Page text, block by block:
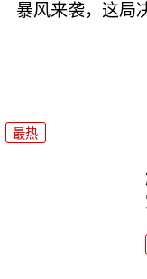
暴风来袭，这局
最热